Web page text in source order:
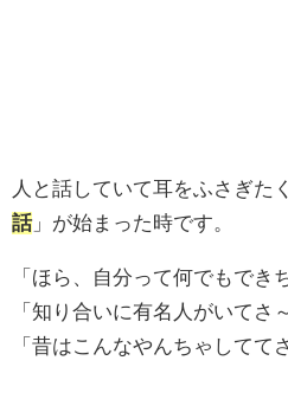
人と話していて耳をふさぎた
話」が始まった時です。
「ほら、自分って何でもでき
「知り合いに有名人がいてさ～
「昔はこんなやんちゃしてて